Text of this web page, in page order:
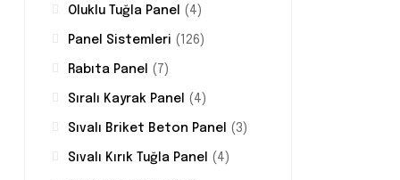
Oluklu Tuğla Panel (4)
Panel Sistemleri (126)
Rabıta Panel (7)
Sıralı Kayrak Panel (4)
Sıvalı Briket Beton Panel (3)
Sıvalı Kırık Tuğla Panel (4)